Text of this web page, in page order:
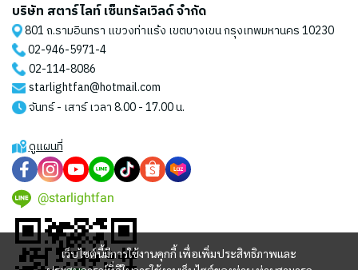
เว็บไซต์นี้มีการใช้งานคุกกี้ เพื่อเพิ่มประสิทธิภาพและ
บริษัท สตาร์ไลท์ เซ็นทรัลเวิลด์ จำกัด
801 ถ.รามอินทรา แขวงท่าแร้ง เขตบางเขน กรุงเทพมหานคร 10230
02-946-5971-4
02-114-8086
starlightfan@hotmail.com
จันทร์ - เสาร์ เวลา 8.00 - 17.00 น.
ดูแผนที่
@starlightfan